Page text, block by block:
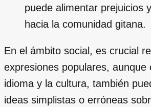
puede alimentar prejuicios
hacia la comunidad gitana.
En el ámbito social, es crucial
expresiones populares, aunque
idioma y la cultura, también
ideas simplistas o erróneas